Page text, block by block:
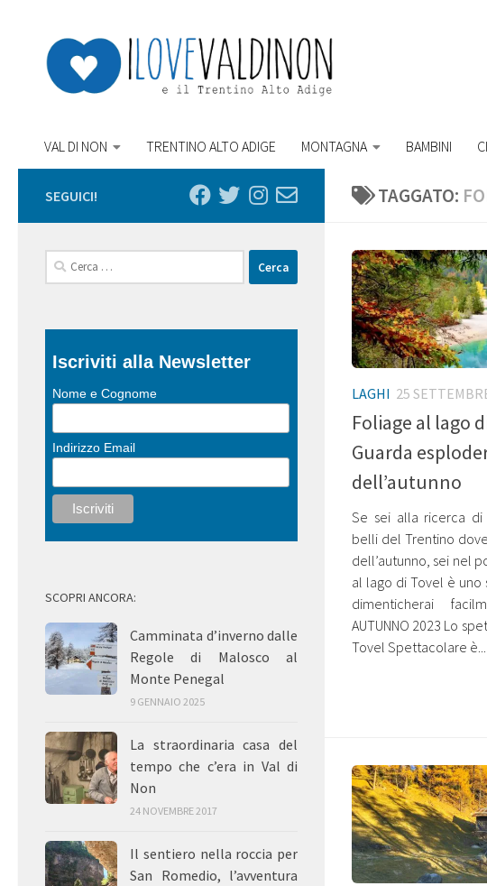
VAL DI NON TRENTINO ALTO ADIGE MONTAGNA BAMBINI
TAGGATO:
LAGHI 25
Foliage al lago
Guarda
dell’autunno
Se sei alla ricerca
belli del Trentino
dell’autunno, sei nel
al lago di Tovel è
dimenticherai
AUTUNNO 2023 Lo
Tovel Spettacolare è...
SEGUICI!
Ricerca
per:
Iscriviti alla Newsletter
Nome e Cognome
Indirizzo Email
SCOPRI ANCORA:
Camminata d’inverno dalle
Regole di Malosco al
Monte Penegal
9 GENNAIO 2025
La straordinaria casa del
tempo che c’era in Val di
Non
24 NOVEMBRE 2017
Il sentiero nella roccia per
San Romedio, l’avventura